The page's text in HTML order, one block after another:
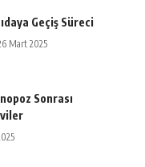
Geçiş Süreci
Mart 2025
Sonrası